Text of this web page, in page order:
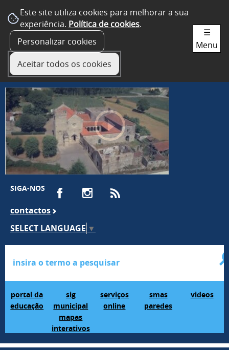
Este site utiliza cookies para melhorar a sua
experiência. Política de cookies.
Personalizar cookies
Aceitar todos os cookies
SIGA-NOS
contactos
SELECT LANGUAGE ▼
portal da
educação
sig
municipal
mapas
interativos
serviços
online
smas
paredes
videos
☰
Menu